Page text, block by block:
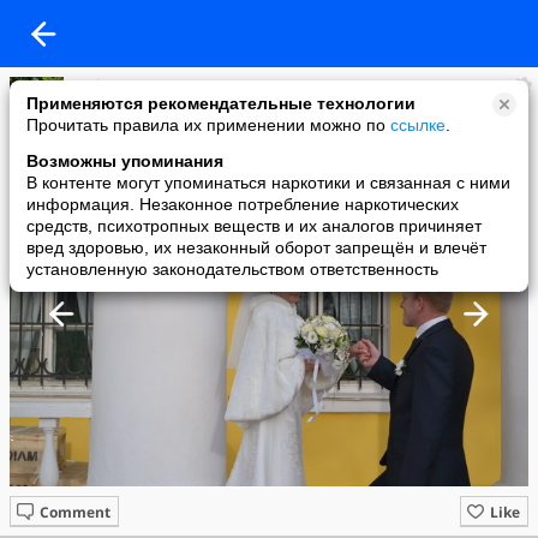
Применяются рекомендательные технологии
Прочитать правила их применении можно по ссылке
Возможны упоминания
В контенте могут упоминаться наркотики и связанная с ними
информация. Незаконное потребление наркотических
средств, психотропных веществ и их аналогов причиняет
вред здоровью, их незаконный оборот запрещён и влечёт
установленную законодательством ответственность
Sasha Denisova
added a photo
09 Dec в 11:40
Like
Comment